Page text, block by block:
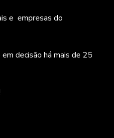
e empresas do
decisão há mais de 25